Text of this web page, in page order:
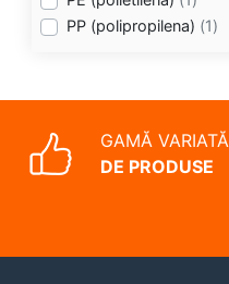
PP (polipropilena) (1)
GAMĂ VARIATĂ
DE PRODUSE